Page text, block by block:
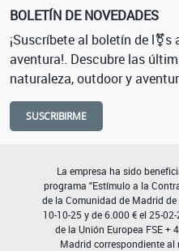
BOLETÍN DE NOVEDADES
¡Suscríbete al boletín de
aventura!. Descubre las
naturaleza, outdoor y
SUSCRIBIRME
La empresa ha sido
programa "Estímulo a la
de la Comunidad de Madrid de
10-10-25 y de 6.000 € el 25-
de la Unión Europea FSE +
Madrid correspondiente al